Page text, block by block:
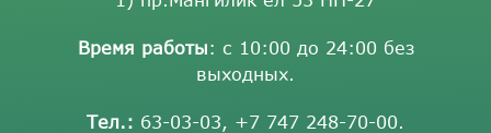
Время работы: с 10:00 до 24:00 без
выходных.
Тел.: 63-03-03, +7 747 248-70-00.